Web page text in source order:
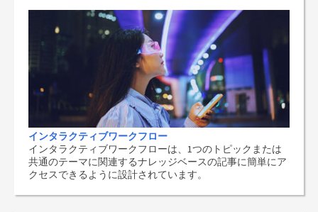
インタラクティブワークフロー
インタラクティブワークフローは、1つのトピックまたは
共通のテーマに関連するナレッジベースの記事に簡単にア
クセスできるように設計されています。